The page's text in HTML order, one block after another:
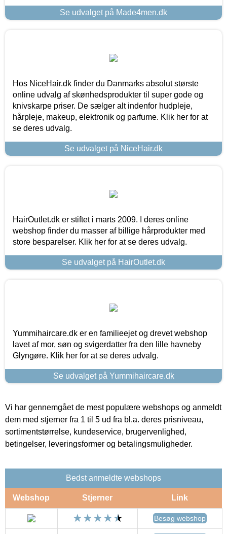
Se udvalget på Made4men.dk
Hos NiceHair.dk finder du Danmarks absolut største
online udvalg af skønhedsprodukter til super gode og
knivskarpe priser. De sælger alt indenfor hudpleje,
hårpleje, makeup, elektronik og parfume. Klik her for at
se deres udvalg.
Se udvalget på NiceHair.dk
HairOutlet.dk er stiftet i marts 2009. I deres online
webshop finder du masser af billige hårprodukter med
store besparelser. Klik her for at se deres udvalg.
Se udvalget på HairOutlet.dk
Yummihaircare.dk er en familieejet og drevet webshop
lavet af mor, søn og svigerdatter fra den lille havneby
Glyngøre. Klik her for at se deres udvalg.
Se udvalget på Yummihaircare.dk
Vi har gennemgået de mest populære webshops og anmeldt
dem med stjerner fra 1 til 5 ud fra bl.a. deres prisniveau,
sortimentstørrelse, kundeservice, brugervenlighed,
betingelser, leveringsformer og betalingsmuligheder.
Bedst anmeldte webshops
Webshop Stjerner Link
Besøg webshop